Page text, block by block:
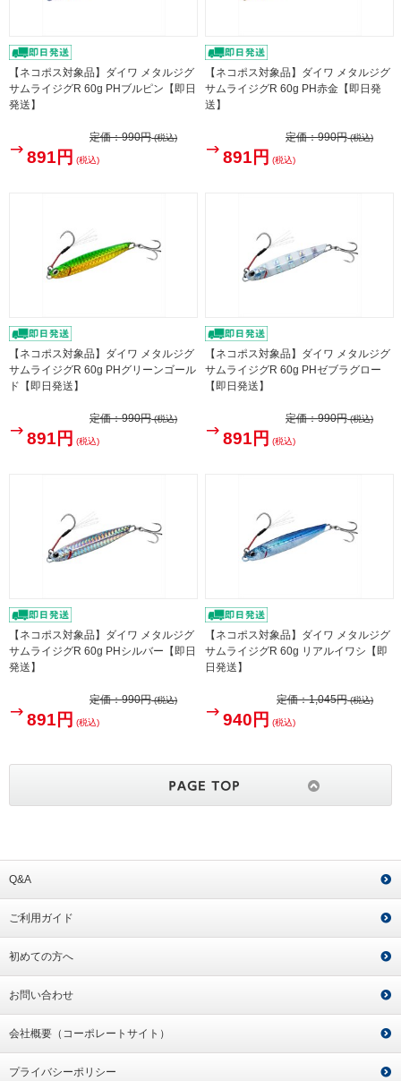
【ネコポス対象品】ダイワ メタルジグ
サムライジグR 60g PHブルピン【即日
発送】
定価：990円(税込)
891円 (税込)
【ネコポス対象品】ダイワ メタルジグ
サムライジグR 60g PH赤金【即日発
送】
定価：990円(税込)
891円 (税込)
【ネコポス対象品】ダイワ メタルジグ
サムライジグR 60g PHグリーンゴール
ド【即日発送】
定価：990円(税込)
891円 (税込)
【ネコポス対象品】ダイワ メタルジグ
サムライジグR 60g PHゼブラグロー
【即日発送】
定価：990円(税込)
891円 (税込)
【ネコポス対象品】ダイワ メタルジグ
サムライジグR 60g PHシルバー【即日
発送】
定価：990円(税込)
891円 (税込)
【ネコポス対象品】ダイワ メタルジグ
サムライジグR 60g リアルイワシ【即
日発送】
定価：1,045円(税込)
940円 (税込)
Q&A
ご利用ガイド
初めての方へ
お問い合わせ
会社概要（コーポレートサイト）
プライバシーポリシー